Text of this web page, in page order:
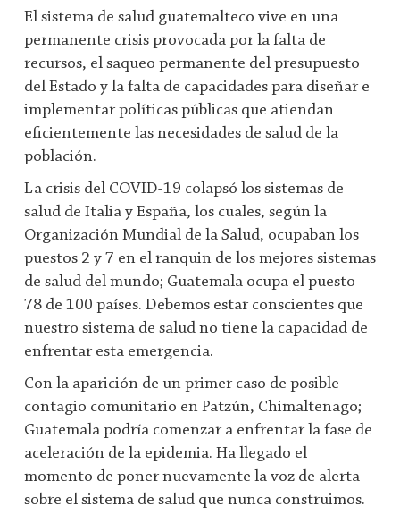
El sistema de salud guatemalteco vive en una
permanente crisis provocada por la falta de
recursos, el saqueo permanente del presupuesto
del Estado y la falta de capacidades para diseñar e
implementar políticas públicas que atiendan
eficientemente las necesidades de salud de la
población.
La crisis del COVID-19 colapsó los sistemas de
salud de Italia y España, los cuales, según la
Organización Mundial de la Salud, ocupaban los
puestos 2 y 7 en el ranquin de los mejores sistemas
de salud del mundo; Guatemala ocupa el puesto
78 de 100 países. Debemos estar conscientes que
nuestro sistema de salud no tiene la capacidad de
enfrentar esta emergencia.
Con la aparición de un primer caso de posible
contagio comunitario en Patzún, Chimaltenago;
Guatemala podría comenzar a enfrentar la fase de
aceleración de la epidemia. Ha llegado el
momento de poner nuevamente la voz de alerta
sobre el sistema de salud que nunca construimos.